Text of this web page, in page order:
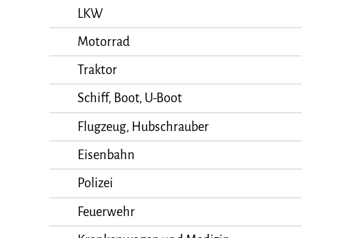
LKW
Motorrad
Traktor
Schiff, Boot, U-Boot
Flugzeug, Hubschrauber
Eisenbahn
Polizei
Feuerwehr